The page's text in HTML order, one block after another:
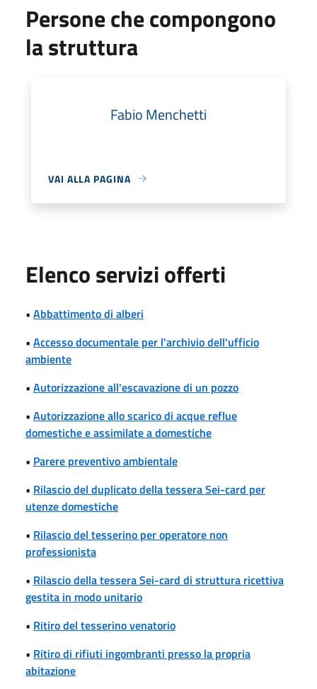
Persone che compongono
la struttura
Fabio Menchetti
VAI ALLA PAGINA
Elenco servizi offerti
• Abbattimento di alberi
• Accesso documentale per l'archivio dell'ufficio
ambiente
• Autorizzazione all'escavazione di un pozzo
• Autorizzazione allo scarico di acque reflue
domestiche e assimilate a domestiche
• Parere preventivo ambientale
• Rilascio del duplicato della tessera Sei-card per
utenze domestiche
• Rilascio del tesserino per operatore non
professionista
• Rilascio della tessera Sei-card di struttura ricettiva
gestita in modo unitario
• Ritiro del tesserino venatorio
• Ritiro di rifiuti ingombranti presso la propria
abitazione